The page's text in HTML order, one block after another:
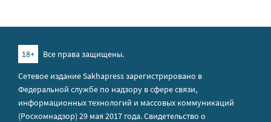
18+
Все права защищены.
Сетевое издание Sakhapress зарегистрировано в
Федеральной службе по надзору в сфере связи,
информационных технологий и массовых коммуникаций
(Роскомнадзор) 29 мая 2017 года. Свидетельство о